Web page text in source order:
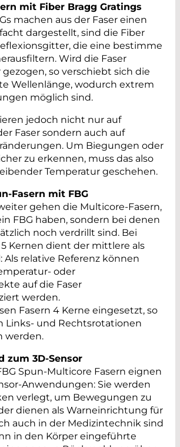
mit Fiber Bragg Gratings
machen aus der Faser einen
dargestellt, sind die Fiber
die eine bestimme
Wird die Faser
so verschiebt sich die
Wellenlänge, wodurch extrem
möglich sind.
jedoch nicht nur auf
Faser sondern auch auf
Um Biegungen oder
zu erkennen, muss das also
Temperatur geschehen.
Fasern mit FBG
gehen die Multicore-Fasern,
FBG haben, sondern bei denen
noch verdrillt sind. Bei
Kernen dient der mittlere als
Als relative Referenz können
oder
auf die Faser
werden.
Fasern 4 Kerne eingesetzt, so
Links- und Rechtsrotationen
werden.
zum 3D-Sensor
Spun-Multicore Fasern eignen
Anwendungen: Sie werden
verlegt, um Bewegungen zu
dienen als Warneinrichtung für
auch in der Medizintechnik sind
in den Körper eingeführte